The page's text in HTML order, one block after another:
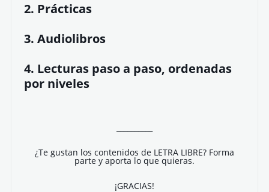
2. Prácticas
3. Audiolibros
4. Lecturas paso a paso, ordenadas
por niveles
¿Te gustan los contenidos de LETRA LIBRE? Forma
parte y aporta lo que quieras.
¡GRACIAS!